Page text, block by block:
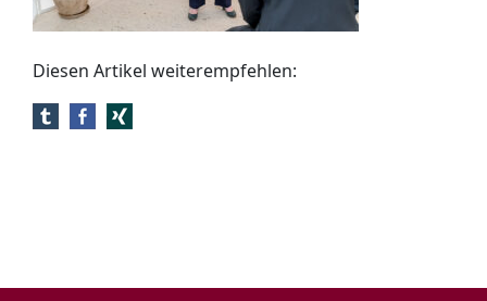
Diesen Artikel weiterempfehlen: